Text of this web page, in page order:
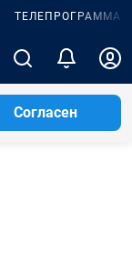
ТЕЛЕПРОГРАММА
Согласен